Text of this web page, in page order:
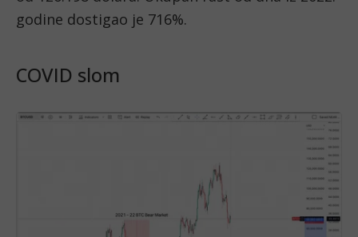
godine dostigao je 716%.
COVID slom